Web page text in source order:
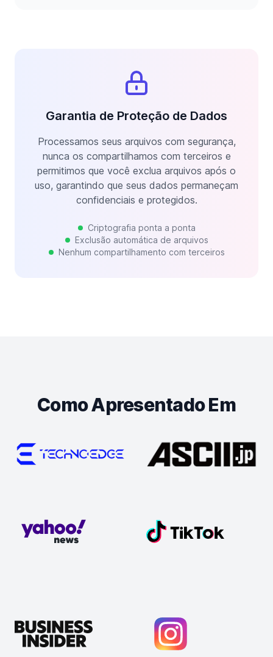
Garantia de Proteção de Dados
Processamos seus arquivos com segurança,
nunca os compartilhamos com terceiros e
permitimos que você exclua arquivos após o
uso, garantindo que seus dados permaneçam
confidenciais e protegidos.
Criptografia ponta a ponta
Exclusão automática de arquivos
Nenhum compartilhamento com terceiros
Como Apresentado Em